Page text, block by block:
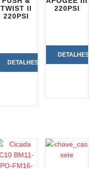
TWIST II
220PSI
DETALHES
220PSI
DETALHES